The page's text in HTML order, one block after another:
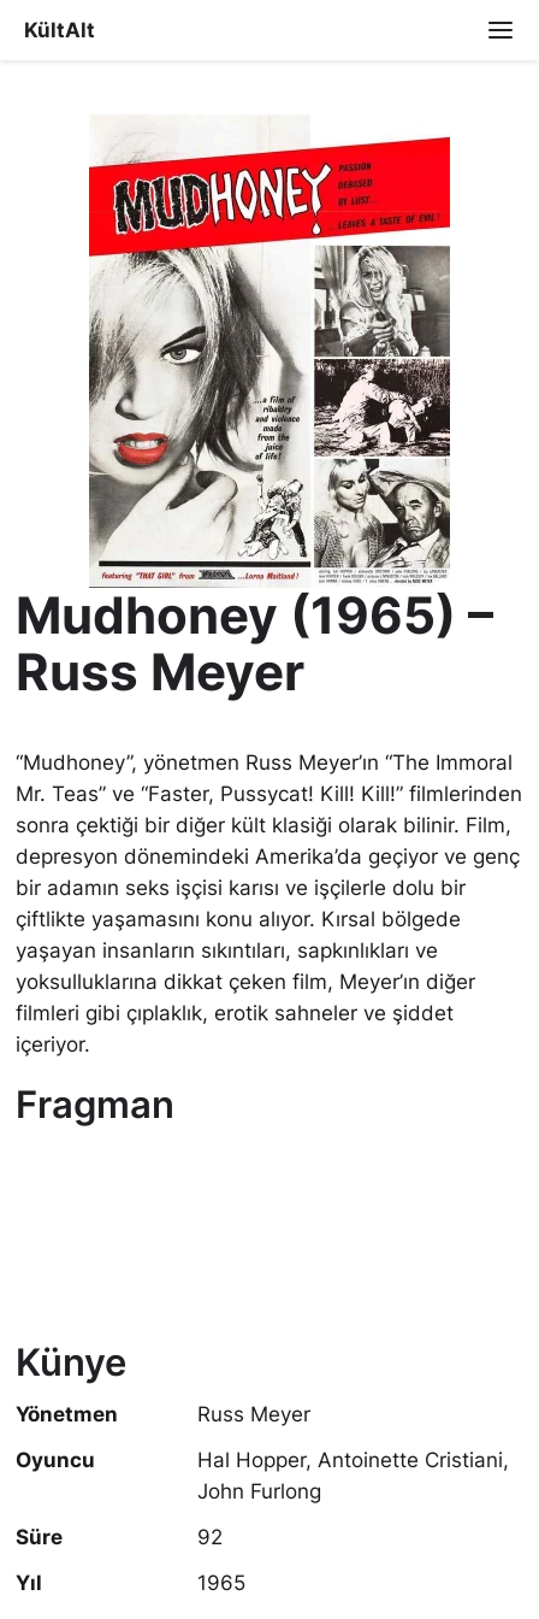
KültAlt
Mudhoney (1965) –
Russ Meyer
“Mudhoney”, yönetmen Russ Meyer’ın “The Immoral
Mr. Teas” ve “Faster, Pussycat! Kill! Kill!” filmlerinden
sonra çektiği bir diğer kült klasiği olarak bilinir. Film,
depresyon dönemindeki Amerika’da geçiyor ve genç
bir adamın seks işçisi karısı ve işçilerle dolu bir
çiftlikte yaşamasını konu alıyor. Kırsal bölgede
yaşayan insanların sıkıntıları, sapkınlıkları ve
yoksulluklarına dikkat çeken film, Meyer’ın diğer
filmleri gibi çıplaklık, erotik sahneler ve şiddet
içeriyor.
Fragman
Künye
Yönetmen
Russ Meyer
Oyuncu
Hal Hopper, Antoinette Cristiani,
John Furlong
Süre
92
Yıl
1965